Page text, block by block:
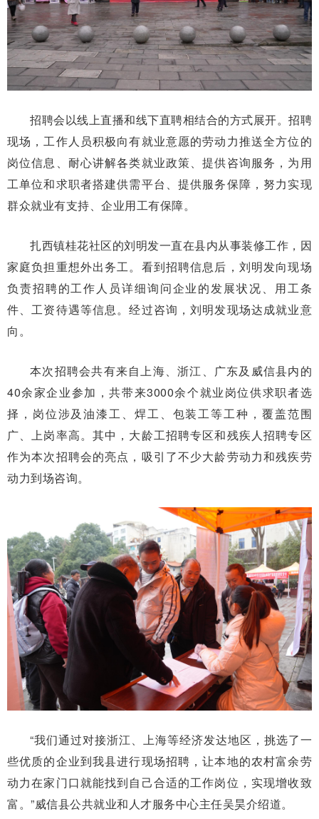
招聘会以线上直播和线下直聘相结合的方式展开。招聘
现场，工作人员积极向有就业意愿的劳动力推送全方位的
岗位信息、耐心讲解各类就业政策、提供咨询服务，为用
工单位和求职者搭建供需平台、提供服务保障，努力实现
群众就业有支持、企业用工有保障。
扎西镇桂花社区的刘明发一直在县内从事装修工作，因
家庭负担重想外出务工。看到招聘信息后，刘明发向现场
负责招聘的工作人员详细询问企业的发展状况、用工条
件、工资待遇等信息。经过咨询，刘明发现场达成就业意
向。
本次招聘会共有来自上海、 浙江、广东及威信县内的
40余家企业参加，共带来3000余个就业岗位供求职者选
择，岗位涉及油漆工、焊工、包装工等工种，覆盖范围
广、上岗率高。其中，大龄工招聘专区和残疾人招聘专区
作为本次招聘会的亮点，吸引了不少大龄劳动力和残疾劳
动力到场咨询。
“我们通过对接浙江、上海等经济发达地区，挑选了一
些优质的企业到我县进行现场招聘，让本地的农村富余劳
动力在家门口就能找到自己合适的工作岗位，实现增收致
富。”威信县公共就业和人才服务中心主任吴昊介绍道。